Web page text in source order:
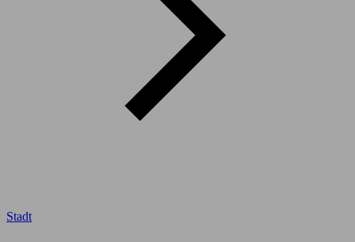
Stadt